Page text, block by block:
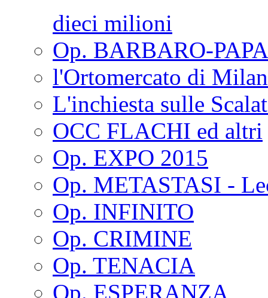
dieci milioni
Op. BARBARO-
l'Ortomercato di
L'inchiesta sulle
OCC FLACHI ed altri
Op. EXPO 2015
Op. METASTASI -
Op. INFINITO
Op. CRIMINE
Op. TENACIA
Op. ESPERANZA